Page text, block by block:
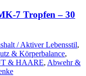
7 Tropfen – 30
/ Aktiver Lebensstil,
& Körperbalance,
& HAARE, Abwehr &